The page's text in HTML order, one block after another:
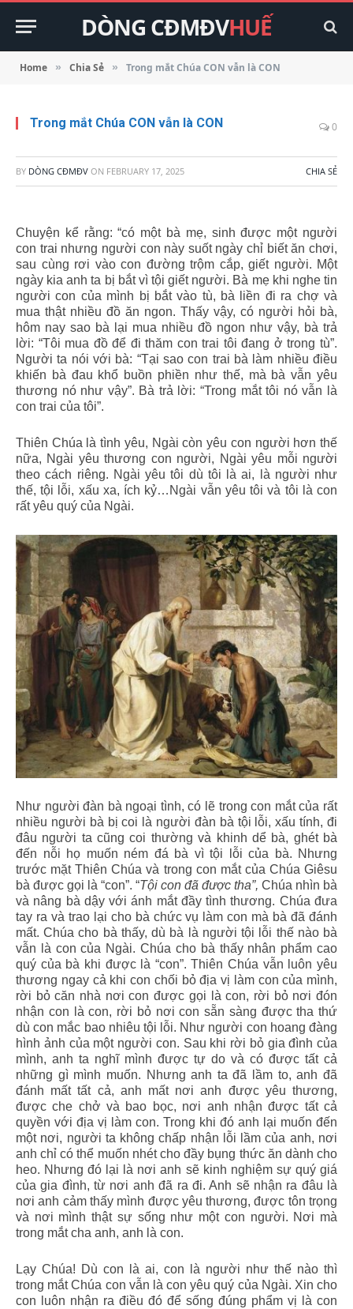
DÒNG CĐMĐVHUẾ
Home » Chia Sẻ » Trong mắt Chúa CON vẫn là CON
Trong mắt Chúa CON vẫn là CON 0
BY DÒNG CĐMĐV ON FEBRUARY 17, 2025 CHIA SẺ
Chuyện kể rằng: “có một bà mẹ, sinh được một người
con trai nhưng người con này suốt ngày chỉ biết ăn chơi,
sau cùng rơi vào con đường trộm cắp, giết người. Một
ngày kia anh ta bị bắt vì tội giết người. Bà mẹ khi nghe tin
người con của mình bị bắt vào tù, bà liền đi ra chợ và
mua thật nhiều đồ ăn ngon. Thấy vậy, có người hỏi bà,
hôm nay sao bà lại mua nhiều đồ ngon như vậy, bà trả
lời: “Tôi mua đồ để đi thăm con trai tôi đang ở trong tù”.
Người ta nói với bà: “Tại sao con trai bà làm nhiều điều
khiến bà đau khổ buồn phiền như thế, mà bà vẫn yêu
thương nó như vậy”. Bà trả lời: “Trong mắt tôi nó vẫn là
con trai của tôi”.
Thiên Chúa là tình yêu, Ngài còn yêu con người hơn thế
nữa, Ngài yêu thương con người, Ngài yêu mỗi người
theo cách riêng. Ngài yêu tôi dù tôi là ai, là người như
thế, tội lỗi, xấu xa, ích kỷ…Ngài vẫn yêu tôi và tôi là con
rất yêu quý của Ngài.
Như người đàn bà ngoại tình, có lẽ trong con mắt của rất
nhiều người bà bị coi là người đàn bà tội lỗi, xấu tính, đi
đâu người ta cũng coi thường và khinh dể bà, ghét bà
đến nỗi họ muốn ném đá bà vì tội lỗi của bà. Nhưng
trước mặt Thiên Chúa và trong con mắt của Chúa Giêsu
bà được gọi là “con”. “Tội con đã được tha”, Chúa nhìn bà
và nâng bà dậy với ánh mắt đầy tình thương. Chúa đưa
tay ra và trao lại cho bà chức vụ làm con mà bà đã đánh
mất. Chúa cho bà thấy, dù bà là người tội lỗi thế nào bà
vẫn là con của Ngài. Chúa cho bà thấy nhân phẩm cao
quý của bà khi được là “con”. Thiên Chúa vẫn luôn yêu
thương ngay cả khi con chối bỏ địa vị làm con của mình,
rời bỏ căn nhà nơi con được gọi là con, rời bỏ nơi đón
nhận con là con, rời bỏ nơi con sẵn sàng được tha thứ
dù con mắc bao nhiêu tội lỗi. Như người con hoang đàng
hình ảnh của một người con. Sau khi rời bỏ gia đình của
mình, anh ta nghĩ mình được tự do và có được tất cả
những gì mình muốn. Nhưng anh ta đã lầm to, anh đã
đánh mất tất cả, anh mất nơi anh được yêu thương,
được che chở và bao bọc, nơi anh nhận được tất cả
quyền với địa vị làm con. Trong khi đó anh lại muốn đến
một nơi, người ta không chấp nhận lỗi lầm của anh, nơi
anh chỉ có thể muốn nhét cho đầy bụng thức ăn dành cho
heo. Nhưng đó lại là nơi anh sẽ kinh nghiệm sự quý giá
của gia đình, từ nơi anh đã ra đi. Anh sẽ nhận ra đâu là
nơi anh cảm thấy mình được yêu thương, được tôn trọng
và nơi mình thật sự sống như một con người. Nơi mà
trong mắt cha anh, anh là con.
Lạy Chúa! Dù con là ai, con là người như thế nào thì
trong mắt Chúa con vẫn là con yêu quý của Ngài. Xin cho
con luôn nhận ra điều đó để sống đúng phẩm vị là con